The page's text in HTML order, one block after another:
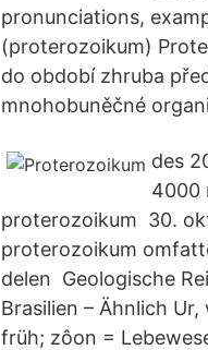
pronunciations,
(proterozoikum)
do období zhruba
mnohobuněčné
des
4000
proterozoikum 30.
proterozoikum
delen Geologische
Brasilien – Ähnlich
früh; zôon =